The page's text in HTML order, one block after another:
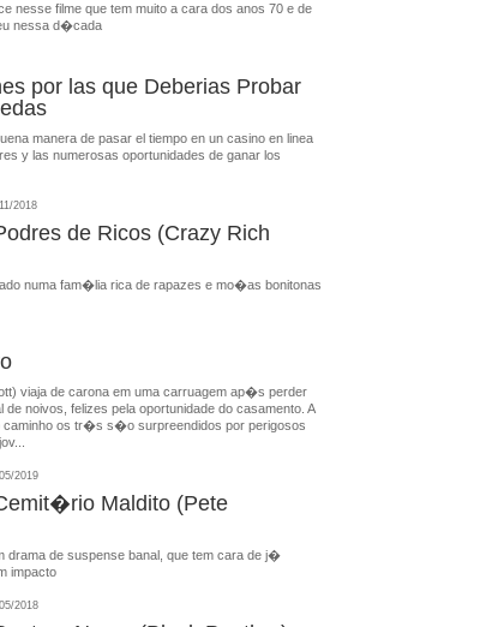
nesse filme que tem muito a cara dos anos 70 e de
nessa d�cada
por las que Deberias Probar
manera de pasar el tiempo en un casino en linea
y las numerosas oportunidades de ganar los
2018
de Ricos (Crazy Rich
numa fam�lia rica de rapazes e mo�as bonitonas
viaja de carona em uma carruagem ap�s perder
noivos, felizes pela oportunidade do casamento. A
caminho os tr�s s�o surpreendidos por perigosos
2019
Maldito (Pete
drama de suspense banal, que tem cara de j�
impacto
2018